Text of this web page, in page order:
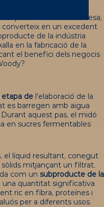
per a elaborar la cervesa,
converteix en un excedent
de la indústria
en la fabricació de la
el benefici dels negocis
etapa de l'elaboració de la
es barregen amb aigua
aquest pas, el midó
en sucres fermentables
el líquid resultant, conegut
mitjançant un filtrat.
com un subproducte de la
una quantitat significativa
ric en fibra, proteïnes i
per a diferents usos.